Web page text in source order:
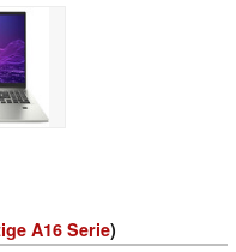
A16 Serie)